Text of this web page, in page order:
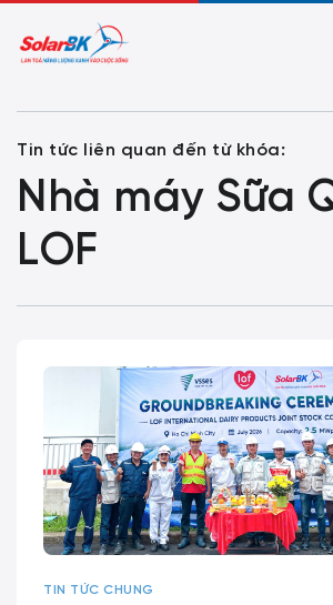
Tin tức liên quan đến từ khóa:
Nhà máy Sữa
LOF
TIN TỨC CHUNG